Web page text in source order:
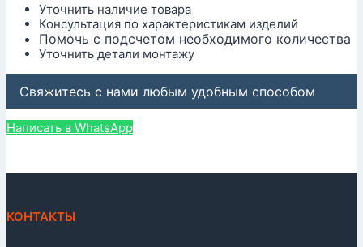
Уточнить наличие товара
Консультация по характеристикам изделий
Помочь с подсчетом необходимого количества
Уточнить детали монтажу
Свяжитесь с нами любым удобным способом
Написать в WhatsApp
КОНТАКТЫ